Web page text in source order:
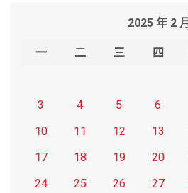
2025 年 2 月
一 二 三 四
3
4 5 6
10
11 12 13
17
18 19 20
24
25 26 27